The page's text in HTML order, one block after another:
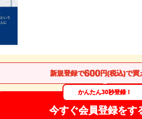
新規登録で600円(税込)で買
かんたん30秒登録！
今すぐ会員登録をす